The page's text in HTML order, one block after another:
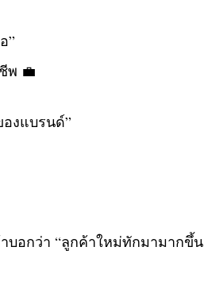
”
พ 💼
งแบรนด์”
บอกว่า “ลูกค้าใหม่ทักมามากขึ้น